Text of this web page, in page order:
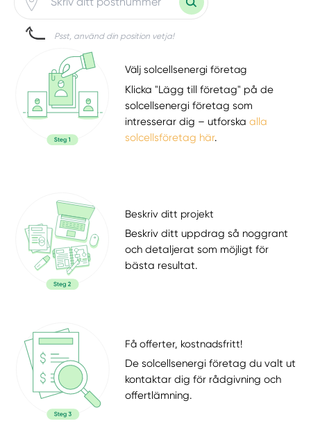
Psst, använd din position vetja!
Välj solcellsenergi företag
Klicka "Lägg till företag" på de
solcellsenergi företag som
intresserar dig – utforskaalla
solcellsföretag här.
Beskriv ditt projekt
Beskriv ditt uppdrag så noggrant
och detaljerat som möjligt för
bästa resultat.
Få offerter, kostnadsfritt!
De solcellsenergi företag du valt ut
kontaktar dig för rådgivning och
offertlämning.